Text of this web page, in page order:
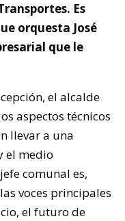
Es
orquesta José
que le
el alcalde
aspectos técnicos
llevar a una
el medio
comunal es,
voces principales
el futuro de